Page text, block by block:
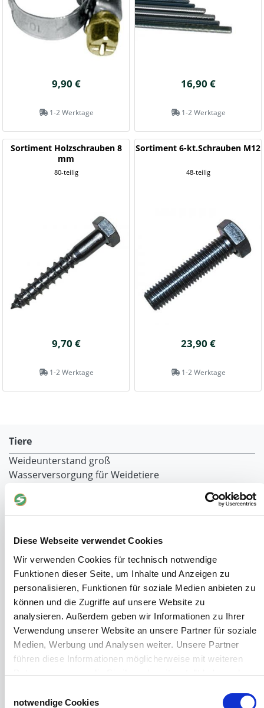
Diese Webseite verwendet Cookies
Wir verwenden Cookies für technisch notwendige
Funktionen dieser Seite, um Inhalte und Anzeigen zu
personalisieren, Funktionen für soziale Medien anbieten zu
können und die Zugriffe auf unsere Website zu
analysieren. Außerdem geben wir Informationen zu Ihrer
Verwendung unserer Website an unsere Partner für soziale
Medien, Werbung und Analysen weiter. Unsere Partner
führen diese Informationen möglicherweise mit weiteren
Daten zusammen, die Sie ihnen bereitgestellt haben oder
haben.
notwendige Cookies
9,90 €
1-2 Werktage
16,90 €
1-2 Werktage
Sortiment Holzschrauben 8
mm
80-teilig
9,70 €
1-2 Werktage
Sortiment 6-kt.Schrauben M12
48-teilig
23,90 €
1-2 Werktage
Tiere
Weideunterstand groß
Wasserversorgung für Weidetiere
Zubereitung Melasseschnitzel für Pferde
Hobby-Farming
Tiere Landwirtschaft
Desinfektionsmittel
Geflügeltränken Ratgeber
Milchfieberprophylaxe
Stallapotheke für Hühner
Saatgut für die Pferdeweide
Windschutzgewebe
Windschutznetze für Reithallen
Galerie Windschutznetze